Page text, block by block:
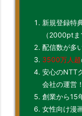
新規登録特
（2000pt
配信数が多
3500万人超
安心のNTT
会社の運営！
創業から15
女性向け漫